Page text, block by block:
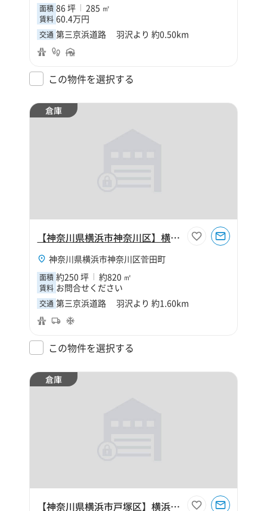
面積 86 坪 285 ㎡
賃料 60.4万円
交通 第三京浜道路 羽沢より 約0.50km
この物件を選択する
倉庫
【神奈川県横浜市神奈川区】横浜市神奈川区菅田町250坪倉庫
神奈川県横浜市神奈川区菅田町
面積 約250 坪 約820 ㎡
賃料 お問合せください
交通 第三京浜道路 羽沢より 約1.60km
この物件を選択する
倉庫
【神奈川県横浜市戸塚区】横浜市戸塚区秋葉町350坪倉庫